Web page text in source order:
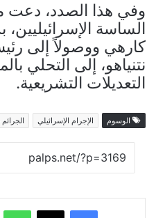
وفي هذا الصدد، دعت
الساسة
كارهي ووصولاً إلى
نتنياهو، إلى التحلي
التعديلات التشريعية.
الوسوم الإجرام الإسرائيلي
فيسبوك ‫X